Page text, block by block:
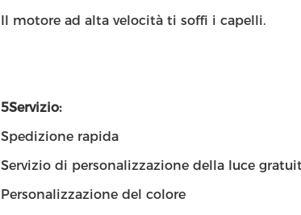
Il motore ad alta velocità ti soffi i capelli.
5Servizio:
Spedizione rapida
Servizio di personalizzazione della luce
Personalizzazione del colore